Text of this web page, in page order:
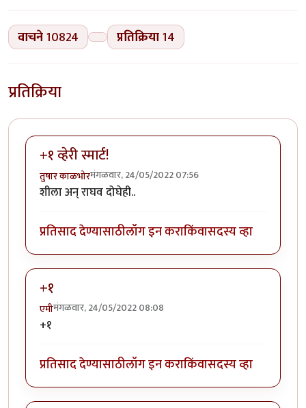
वाचने10824 प्रतिक्रिया14
प्रतिक्रिया
+१ व्हेरी स्मार्ट!
तुषार काळभोरमंगळवार, 24/05/2022 07:56
शीला अन् राघव दोघेही..
प्रतिसाद देण्यासाठीलॉग इन कराकिंवासदस्य व्हा
+१
एमीमंगळवार, 24/05/2022 08:08
+१
प्रतिसाद देण्यासाठीलॉग इन कराकिंवासदस्य व्हा